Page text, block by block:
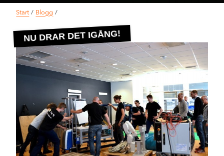
Start / Blogg /
NU DRAR DET IGÅNG!